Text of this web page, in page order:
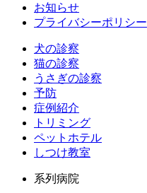
お知らせ
プライバシーポリシー
犬の診察
猫の診察
うさぎの診察
予防
症例紹介
トリミング
ペットホテル
しつけ教室
系列病院